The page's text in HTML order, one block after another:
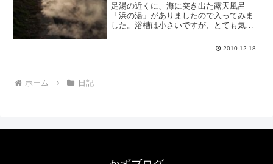
足湯の近くに、海に突き出た露天風呂
「浜の湯」がありましたので入ってみま
した。浴槽は小さいですが、とても気持
でもこれ、女湯の方がずっと眺めが良さ
2010.12.18
ホーム 日記